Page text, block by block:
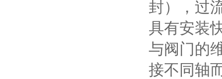
封），过
具有安装
与阀门的
接不同轴